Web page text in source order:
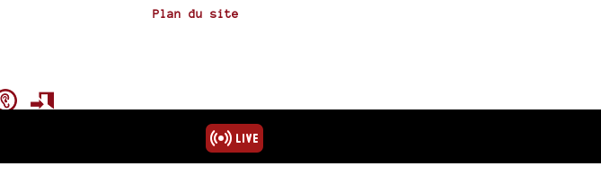
Plan du site